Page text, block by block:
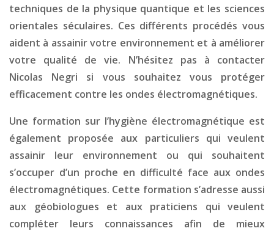
techniques de la physique quantique et les sciences
orientales séculaires. Ces différents procédés vous
aident à assainir votre environnement et à améliorer
votre qualité de vie. N’hésitez pas à contacter
Nicolas Negri si vous souhaitez vous protéger
efficacement contre les ondes électromagnétiques.
Une formation sur l’hygiène électromagnétique est
également proposée aux particuliers qui veulent
assainir leur environnement ou qui souhaitent
s’occuper d’un proche en difficulté face aux ondes
électromagnétiques. Cette formation s’adresse aussi
aux géobiologues et aux praticiens qui veulent
compléter leurs connaissances afin de mieux